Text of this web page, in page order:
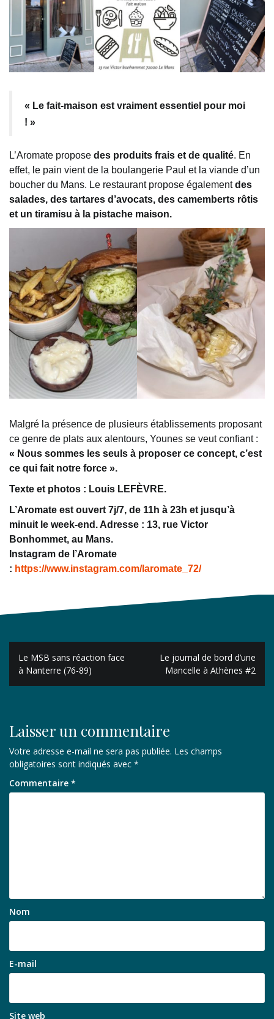
« Le fait-maison est vraiment essentiel pour moi
! »
L’Aromate propose des produits frais et de qualité. En
effet, le pain vient de la boulangerie Paul et la viande d’un
boucher du Mans. Le restaurant propose égalementdes
salades, des tartares d’avocats, des camemberts rôtis
et un tiramisu à la pistache maison.
Malgré la présence de plusieurs établissements proposant
ce genre de plats aux alentours, Younes se veut confiant :
« Nous sommes les seuls à proposer ce concept, c’est
ce qui fait notre force ».
Texte et photos : Louis LEFÈVRE.
L’Aromate est ouvert 7j/7, de 11h à 23h et jusqu’à
minuit le week-end. Adresse : 13, rue Victor
Bonhommet, au Mans.
Instagram de l’Aromate
: https://www.instagram.com/laromate_72/
Navigation
de
l’article
Le MSB sans réaction face
à Nanterre (76-89)
Le journal de bord d’une
Mancelle à Athènes #2
Laisser un commentaire
Votre adresse e-mail ne sera pas publiée. Les champs
obligatoires sont indiqués avec *
Commentaire *
Nom
E-mail
Site web